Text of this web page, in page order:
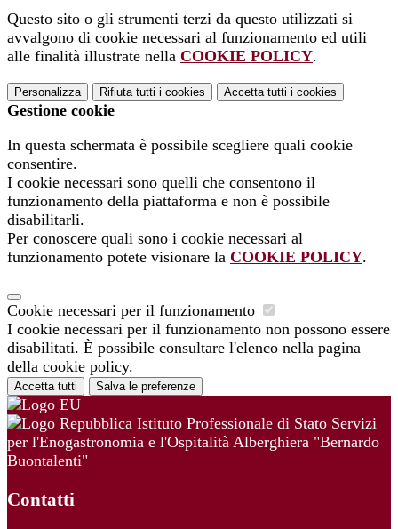
Questo sito o gli strumenti terzi da questo utilizzati si
avvalgono di cookie necessari al funzionamento ed utili
alle finalità illustrate nella COOKIE POLICY.
Personalizza Rifiuta tutti i cookies Accetta tutti i cookies
Gestione cookie
In questa schermata è possibile scegliere quali cookie
consentire.
I cookie necessari sono quelli che consentono il
funzionamento della piattaforma e non è possibile
disabilitarli.
Per conoscere quali sono i cookie necessari al
funzionamento potete visionare la COOKIE POLICY.
Cookie necessari per il funzionamento
I cookie necessari per il funzionamento non possono essere
disabilitati. È possibile consultare l'elenco nella pagina
della cookie policy.
Accetta tutti Salva le preferenze
Istituto Professionale di Stato Servizi
per l'Enogastronomia e l'Ospitalità Alberghiera "Bernardo
Buontalenti"
Contatti